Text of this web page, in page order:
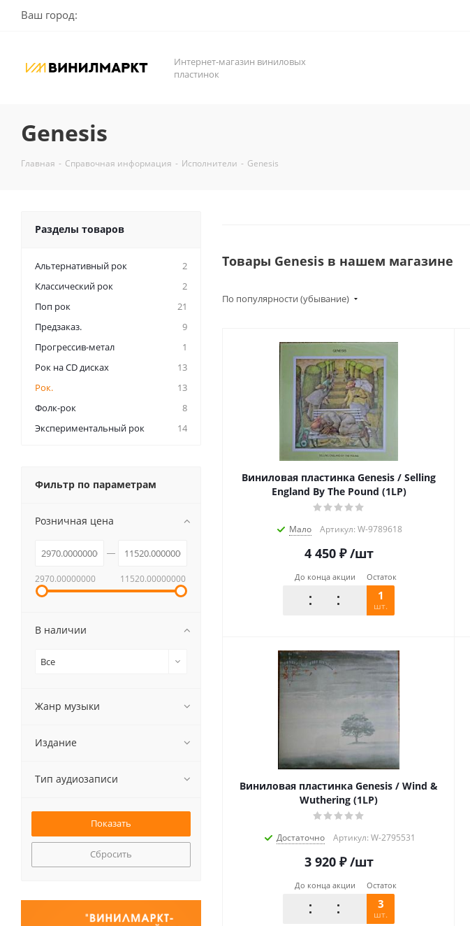
Ваш город:
Интернет-магазин виниловых
пластинок
Genesis
Главная - Справочная информация - Исполнители - Genesis
Товары Genesis в нашем магазине
По популярности (убывание)
Виниловая пластинка Genesis / Selling
England By The Pound (1LP)
Мало Артикул: W-9789618
4 450₽ /шт
До конца акции Остаток
1
шт.
Виниловая пластинка Genesis / Wind &
Wuthering (1LP)
Достаточно Артикул: W-2795531
3 920₽ /шт
До конца акции Остаток
3
шт.
Разделы товаров
Альтернативный рок
2
Классический рок
2
Поп рок
21
Предзаказ.
9
Прогрессив-метал
1
Рок на CD дисках
13
Рок.
13
Фолк-рок
8
Экспериментальный рок
14
Фильтр по параметрам
Розничная цена
2970.00000000 11520.00000000
В наличии
Все
Жанр музыки
Издание
Тип аудиозаписи
Сбросить